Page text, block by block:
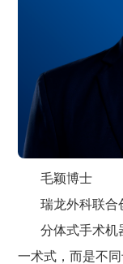
毛颖博士
瑞龙外科联合
分体式手术机
一术式，而是不